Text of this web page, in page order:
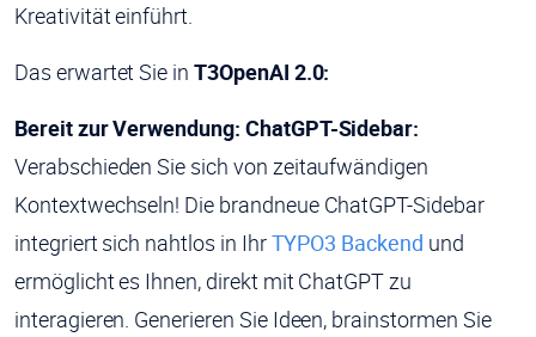
Kreativität einführt.
Das erwartet Sie inT3OpenAI 2.0:
Bereit zur Verwendung: ChatGPT-Sidebar:
Verabschieden Sie sich von zeitaufwändigen
Kontextwechseln! Die brandneue ChatGPT-Sidebar
integriert sich nahtlos in IhrTYPO3 Backend und
ermöglicht es Ihnen, direkt mit ChatGPT zu
interagieren. Generieren Sie Ideen, brainstormen Sie